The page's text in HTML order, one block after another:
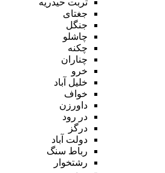
جغتای
جنگل
چاشلو
چکنه
چناران
خرو
خلیل آباد
خواف
داورزن
در رود
درگز
دولت آباد
رباط سنگ
رشتخوار